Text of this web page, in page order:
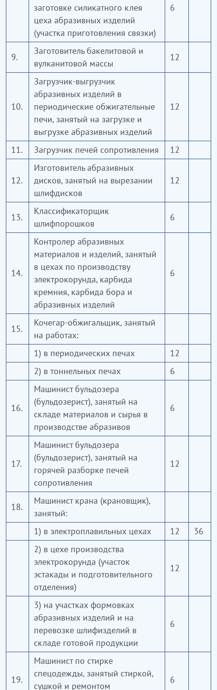
заготовке силикатного клея
цеха абразивных изделий
(участка приготовления связки)
6
9.
Заготовитель бакелитовой и
вулканитовой массы
12
10.
Загрузчик-выгрузчик
абразивных изделий в
периодические обжигательные
печи, занятый на загрузке и
выгрузке абразивных изделий
12
11. Загрузчик печей сопротивления 12
12.
Изготовитель абразивных
дисков, занятый на вырезании
шлифдисков
12
13.
Классификаторщик
шлифпорошков
6
14.
Контролер абразивных
материалов и изделий, занятый
в цехах по производству
электрокорунда, карбида
кремния, карбида бора и
абразивных изделий
6
15.
Кочегар-обжигальщик, занятый
на работах:
1) в периодических печах
12
2) в тоннельных печах
6
16.
Машинист бульдозера
(бульдозерист), занятый на
складе материалов и сырья в
производстве абразивов
6
17.
Машинист бульдозера
(бульдозерист), занятый на
горячей разборке печей
сопротивления
12
18.
Машинист крана (крановщик),
занятый:
1) в электроплавильных цехах
12
36
2) в цехе производства
электрокорунда (участок
эстакады и подготовительного
отделения)
12
3) на участках формовках
абразивных изделий и на
перевозке шлифизделий в
складе готовой продукции
6
19.
Машинист по стирке
спецодежды, занятый стиркой,
сушкой и ремонтом
6